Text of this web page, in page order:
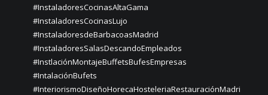
#InstaladoresCocinasAltaGama
#InstaladoresCocinasLujo
#InstaladoresdeBarbacoasMadrid
#InstaladoresSalasDescandoEmpleados
#InstlaciónMontajeBuffetsBufesEmpresas
#IntalaciónBufets
#InteriorismoDiseñoHorecaHosteleriaRestauraciónMadri